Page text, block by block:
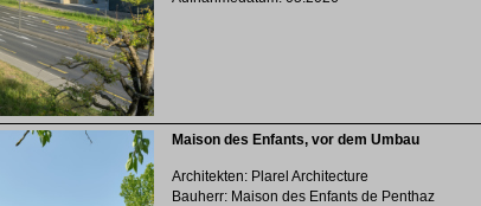
Maison des Enfants, vor dem Umbau
Architekten: Plarel Architecture
Bauherr: Maison des Enfants de Penthaz